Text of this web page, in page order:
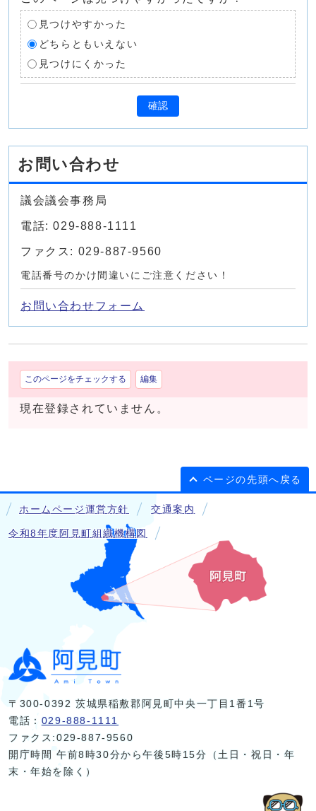
見つけやすかった
どちらともいえない
見つけにくかった
確認
お問い合わせ
議会議会事務局
電話: 029-888-1111
ファクス: 029-887-9560
電話番号のかけ間違いにご注意ください！
お問い合わせフォーム
このページをチェックする 編集
現在登録されていません。
ページの先頭へ戻る
ホームページ運営方針 交通案内
令和8年度阿見町組織機構図
〒300-0392 茨城県稲敷郡阿見町中央一丁目1番1号
電話： 029-888-1111
ファクス:029-887-9560
開庁時間 午前8時30分から午後5時15分（土日・祝日・年
末・年始を除く）